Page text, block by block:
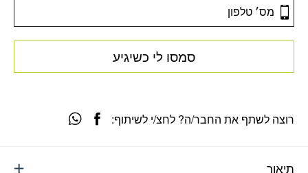
סמסו לי כשיגיע
תיאור
רוצה לשתף את החבר/ה? לחצ/י לשיתוף: